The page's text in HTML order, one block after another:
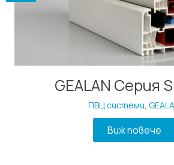
GEALAN Серия
ПВЦ системи,
Виж повече